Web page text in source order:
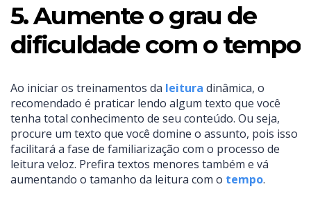
5. Aumente o grau de
dificuldade com o tempo
Ao iniciar os treinamentos da leitura dinâmica, o
recomendado é praticar lendo algum texto que você
tenha total conhecimento de seu conteúdo. Ou seja,
procure um texto que você domine o assunto, pois isso
facilitará a fase de familiarização com o processo de
leitura veloz. Prefira textos menores também e vá
aumentando o tamanho da leitura com o tempo.